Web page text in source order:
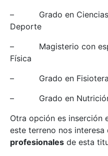
– Grado en Ciencias
Deporte
– Magisterio con
Física
– Grado en
– Grado en Nutrición
Otra opción es inserción
este terreno nos interesa
profesionales de esta